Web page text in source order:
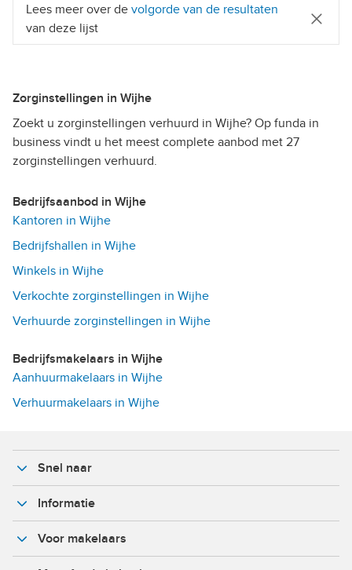
Lees meer over de volgorde van de resultaten
van deze lijst
Zorginstellingen in Wijhe
Zoekt u zorginstellingen verhuurd in Wijhe? Op funda in
business vindt u het meest complete aanbod met 27
zorginstellingen verhuurd.
Bedrijfsaanbod in Wijhe
Kantoren in Wijhe
Bedrijfshallen in Wijhe
Winkels in Wijhe
Verkochte zorginstellingen in Wijhe
Verhuurde zorginstellingen in Wijhe
Bedrijfsmakelaars in Wijhe
Aanhuurmakelaars in Wijhe
Verhuurmakelaars in Wijhe
Snel naar
Informatie
Voor makelaars